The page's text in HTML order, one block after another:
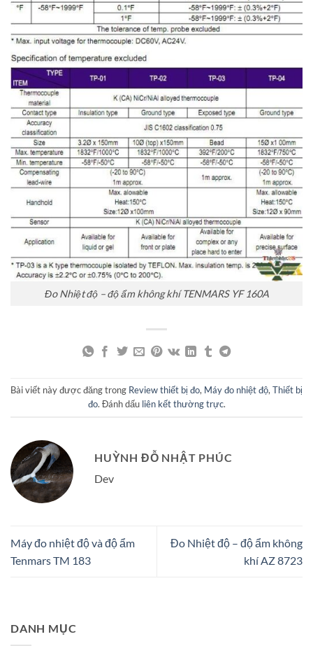
Đo Nhiệt độ – độ ẩm không khí TENMARS YF 160A
Bài viết này được đăng trong Review thiết bị đo, Máy đo nhiệt độ, Thiết bị
đo. Đánh dấu liên kết thường trực.
HUỲNH ĐỖ NHẬT PHÚC
Dev
Máy đo nhiệt độ và độ ẩm
Tenmars TM 183
Đo Nhiệt độ – độ ẩm không
khí AZ 8723
DANH MỤC